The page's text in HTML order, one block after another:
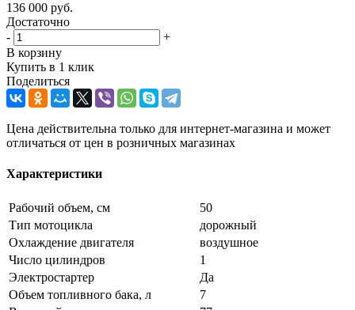
136 000 руб.
Достаточно
-
+
В корзину
Купить в 1 клик
Поделиться
Цена действительна только для интернет-магазина и может
отличаться от цен в розничных магазинах
Характеристики
Рабочий объем, см
50
Тип мотоцикла
дорожный
Охлаждение двигателя
воздушное
Число цилиндров
1
Электростартер
Да
Объем топливного бака, л
7